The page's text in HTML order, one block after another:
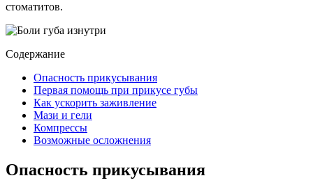
стоматитов.
Содержание
Опасность прикусывания
Первая помощь при прикусе губы
Как ускорить заживление
Мази и гели
Компрессы
Возможные осложнения
Опасность прикусывания